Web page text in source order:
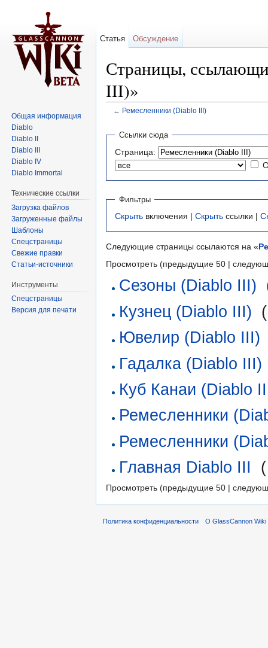
Страницы,
III)»
← Ремесленники (Diablo III)
Ссылки сюда
Страница:
Фильтры
Скрыть включения | Скрыть ссылки |
Следующие страницы ссылаются на «
Просмотреть (предыдущие 50 |
Сезоны (Diablo III)
Кузнец (Diablo III) (
Ювелир (Diablo III)
Гадалка (Diablo III)
Куб Канаи (Diablo
Ремесленники
Ремесленники
Главная Diablo III
(
Просмотреть (предыдущие 50 |
Статья Обсуждение
Общая информация
Diablo
Diablo II
Diablo III
Diablo IV
Diablo Immortal
Технические ссылки
Загрузка файлов
Загруженные файлы
Шаблоны
Спецстраницы
Свежие правки
Статьи-источники
Инструменты
Спецстраницы
Версия для печати
Политика конфиденциальности О GlassCannon Wiki